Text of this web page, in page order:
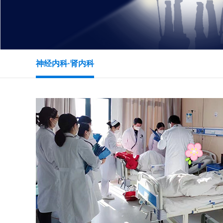
神经内科·肾内科